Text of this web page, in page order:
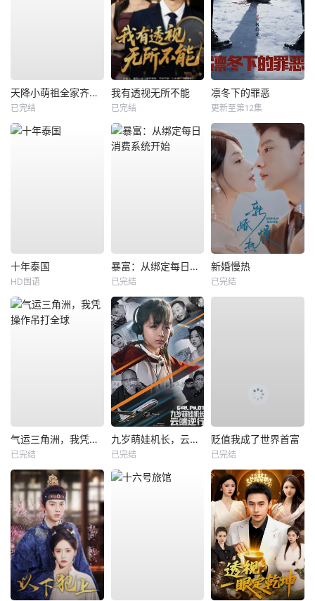
天降小萌祖全家齐齐宠
已完结
我有透视无所不能
已完结
凛冬下的罪恶
更新至第12集
十年泰国
HD国语
暴富：从绑定每日消费系统开始
已完结
新婚慢热
已完结
气运三角洲，我凭操作吊打全球
已完结
九岁萌娃机长，云端逆行
已完结
贬值我成了世界首富
已完结